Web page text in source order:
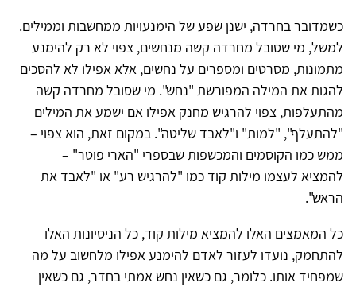
כשמדובר בחרדה, ישנן שפע של הימנעויות ממחשבות וממילים.
למשל, מי שסובל מחרדה קשה מנחשים, צפוי לא רק להימנע
מתמונות, מסרטים ומספרים על נחשים, אלא אפילו לא להסכים
להגות את המילה המפורשת "נחש". מי שסובל מחרדה קשה
מהתעלפות, צפוי להרגיש מחנק אפילו אם ישמע את המילים
"להתעלף", "למות" ו"לאבד שליטה". במקום זאת, הוא צפוי –
ממש כמו הקוסמים והמכשפות שבספרי "הארי פוטר" –
להמציא לעצמו מילות קוד כמו "להרגיש רע" או "לאבד את
הראש".
כל המאמצים האלו להמציא מילות קוד, כל הניסיונות האלו
להתחמק, נועדו לעזור לאדם להימנע אפילו מלחשוב על מה
שמפחיד אותו. כלומר, גם כשאין נחש אמתי בחדר, גם כשאין